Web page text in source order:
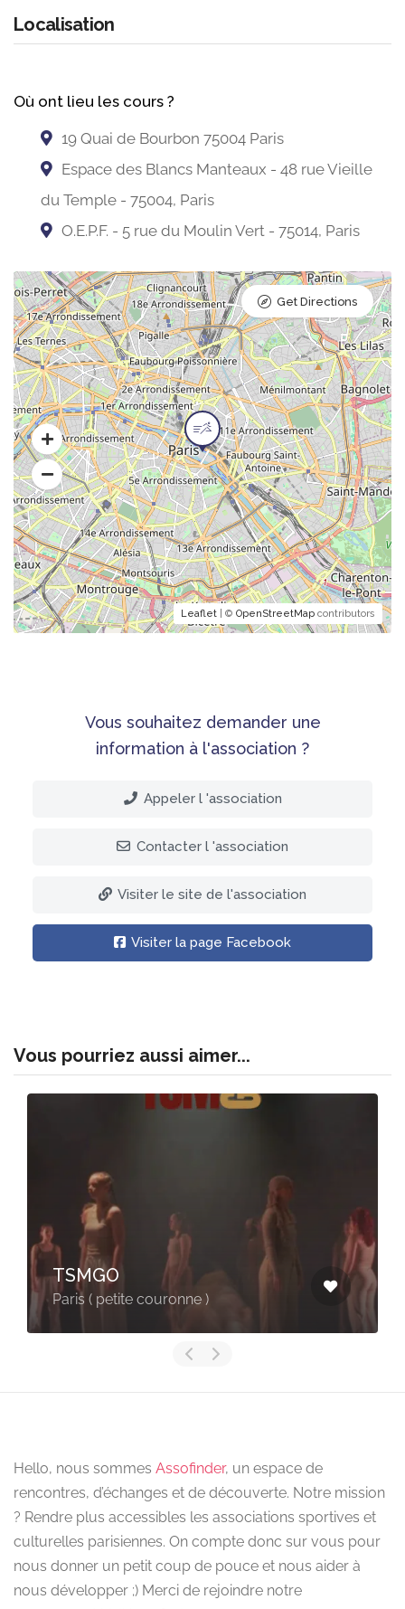
Localisation
Où ont lieu les cours ?
19 Quai de Bourbon 75004 Paris
Espace des Blancs Manteaux - 48 rue Vieille
du Temple - 75004, Paris
O.E.P.F. - 5 rue du Moulin Vert - 75014, Paris
Leaflet | © OpenStreetMap contributors
Get Directions
Vous souhaitez demander une
information à l'association ?
Appeler l 'association
Contacter l 'association
Visiter le site de l'association
Visiter la page Facebook
Vous pourriez aussi aimer...
TSMGO
Paris ( petite couronne )
Hello, nous sommes Assofinder, un espace de
rencontres, d’échanges et de découverte. Notre mission
? Rendre plus accessibles les associations sportives et
culturelles parisiennes. On compte donc sur vous pour
nous donner un petit coup de pouce et nous aider à
nous développer ;) Merci de rejoindre notre